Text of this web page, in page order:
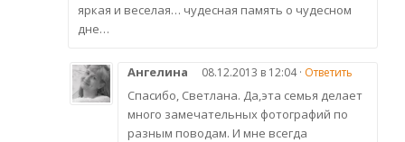
яркая и веселая… чудесная память о чудесном
дне…
Ангелина 08.12.2013 в 12:04 · Ответить
Спасибо, Светлана. Да,эта семья делает
много замечательных фотографий по
разным поводам. И мне всегда